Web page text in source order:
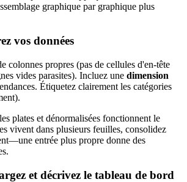
graphique par graphique plus
vos données
colonnes propres (pas de cellules d'en-tête
vides parasites). Incluez une dimension
Étiquetez clairement les catégories
plates et dénormalisées fonctionnent le
vivent dans plusieurs feuilles, consolidez
entrée plus propre donne des
et décrivez le tableau de bord